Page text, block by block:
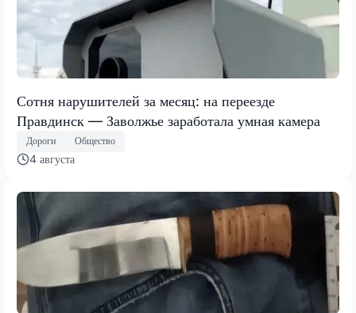
Сотня нарушителей за месяц: на переезде
Правдинск — Заволжье заработала умная камера
Дороги Общество
4 августа